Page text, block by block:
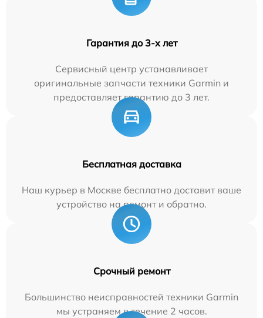
Гарантия до 3-х лет
Сервисный центр устанавливает
оригинальные запчасти техники Garmin и
предоставляет гарантию до 3 лет.
Бесплатная доставка
Наш курьер в Москве бесплатно доставит ваше
устройство на ремонт и обратно.
Срочный ремонт
Большинство неисправностей техники Garmin
мы устраняем в течение 2 часов.